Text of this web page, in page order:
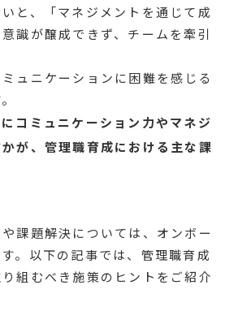
と、「マネジメントを通じて成
識が醸成できず、チームを牽引
ュニケーションに困難を感じる
コミュニケーション力やマネジ
が、管理職育成における主な課
課題解決については、オンボー
。以下の記事では、管理職育成
組むべき施策のヒントをご紹介